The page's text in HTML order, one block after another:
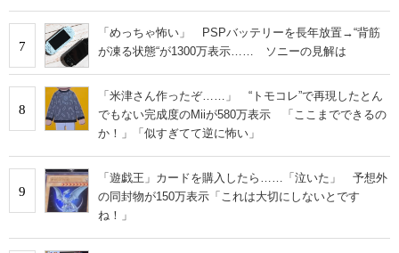
7
「めっちゃ怖い」 PSPバッテリーを長年放置→“背筋
が凍る状態“が1300万表示…… ソニーの見解は
8
「米津さん作ったぞ……」 “トモコレ”で再現したとん
でもない完成度のMiiが580万表示 「ここまでできるの
か！」「似すぎてて逆に怖い」
9
「遊戯王」カードを購入したら……「泣いた」 予想外
の同封物が150万表示「これは大切にしないとです
ね！」